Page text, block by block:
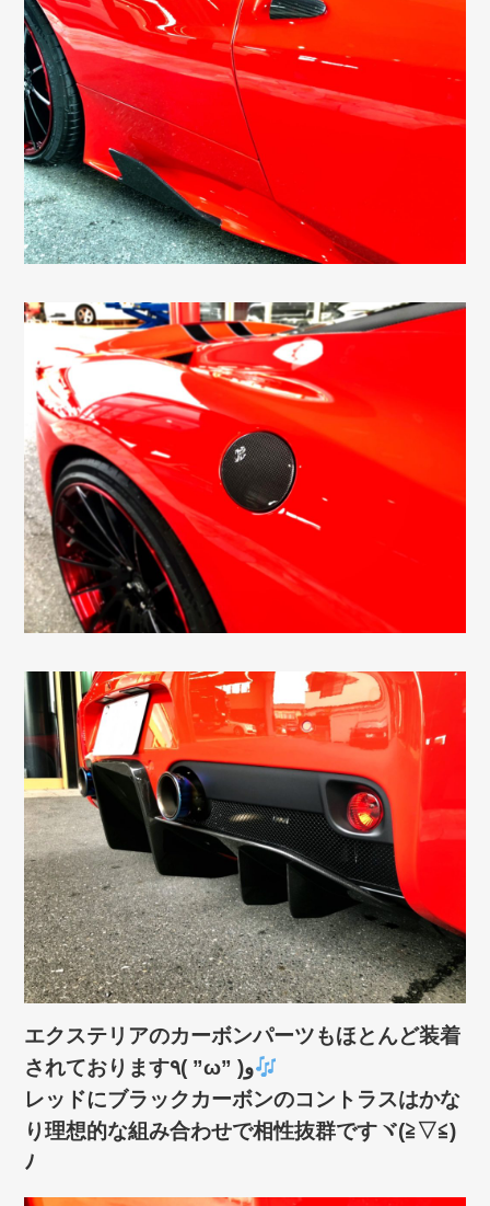
エクステリアのカーボンパーツもほとんど装着
されております٩( ”ω” )و
レッドにブラックカーボンのコントラスはかな
り理想的な組み合わせで相性抜群ですヾ(≧▽≦)
ﾉ